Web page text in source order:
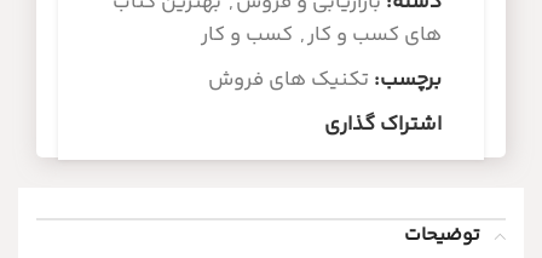
های کسب و کار, کسب و کار
برچسب: تکنیک های فروش
اشتراک گذاری
توضیحات